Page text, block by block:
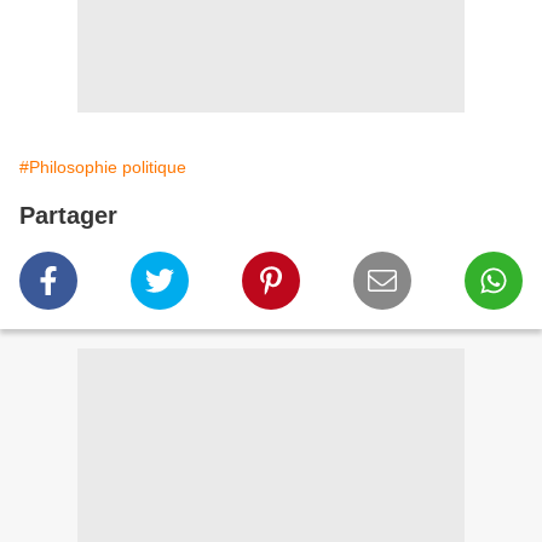
#Philosophie politique
Partager